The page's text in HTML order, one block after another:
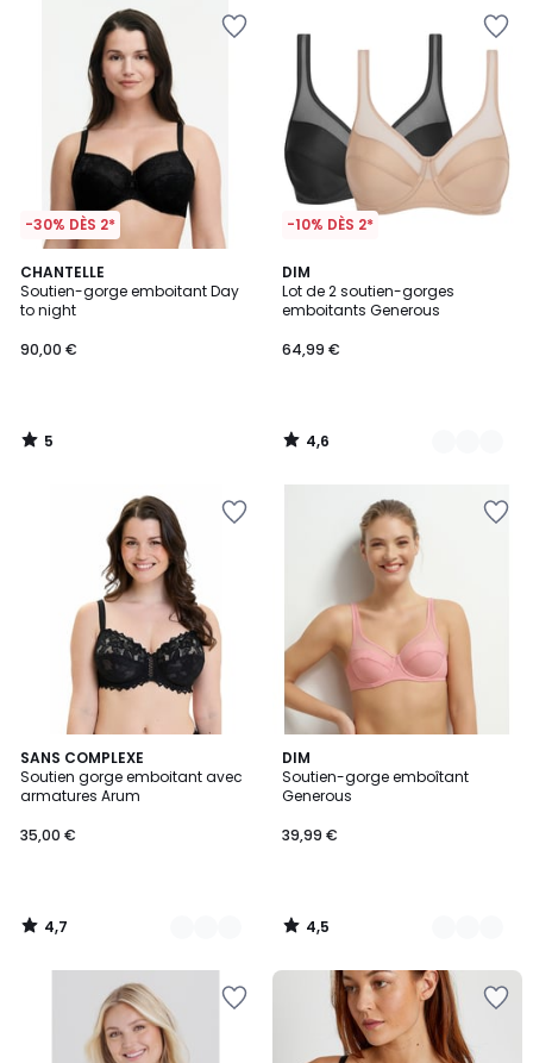
-30% DÈS 2*
CHANTELLE
Soutien-gorge emboitant Day
to night
90,00 €
5
/
5
5
/
-10% DÈS 2*
DIM
Lot de 2 soutien-gorges
emboitants Generous
64,99 €
4,6
/ 5
3
Couleurs
4,6
/
SANS COMPLEXE
Soutien gorge emboitant avec
armatures Arum
35,00 €
4,7
/ 5
5
Couleurs
4,7
/
DIM
Soutien-gorge emboîtant
Generous
39,99 €
4,5
/ 5
3
Couleurs
4,5
/